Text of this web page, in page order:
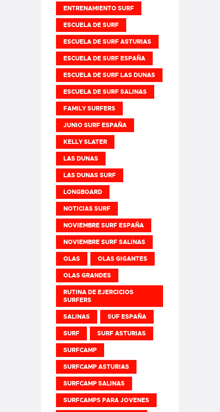
ENTRENAMIENTO SURF
ESCUELA DE SURF
ESCUELA DE SURF ASTURIAS
ESCUELA DE SURF ESPAÑA
ESCUELA DE SURF LAS DUNAS
ESCUELA DE SURF SALINAS
FAMILY SURFERS
JUNIO SURF ESPAÑA
KELLY SLATER
LAS DUNAS
LAS DUNAS SURF
LONGBOARD
NOTICIAS SURF
NOVIEMBRE SURF ESPAÑA
NOVIEMBRE SURF SALINAS
OLAS OLAS GIGANTES
OLAS GRANDES
RUTINA DE EJERCICIOS
SURFERS
SALINAS SUF ESPAÑA
SURF SURF ASTURIAS
SURFCAMP
SURFCAMP ASTURIAS
SURFCAMP SALINAS
SURFCAMPS PARA JOVENES